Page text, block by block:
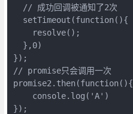
  // 成功回调被通知了2次
  setTimeout(function(){
    resolve();
  },0)
});
// promise只会调用一次
promise2.then(function(){
    console.log('A')
});